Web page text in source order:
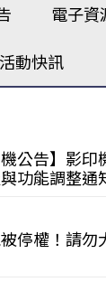
電子資
活動快訊
機公告】影
功能調整通
停權！請勿